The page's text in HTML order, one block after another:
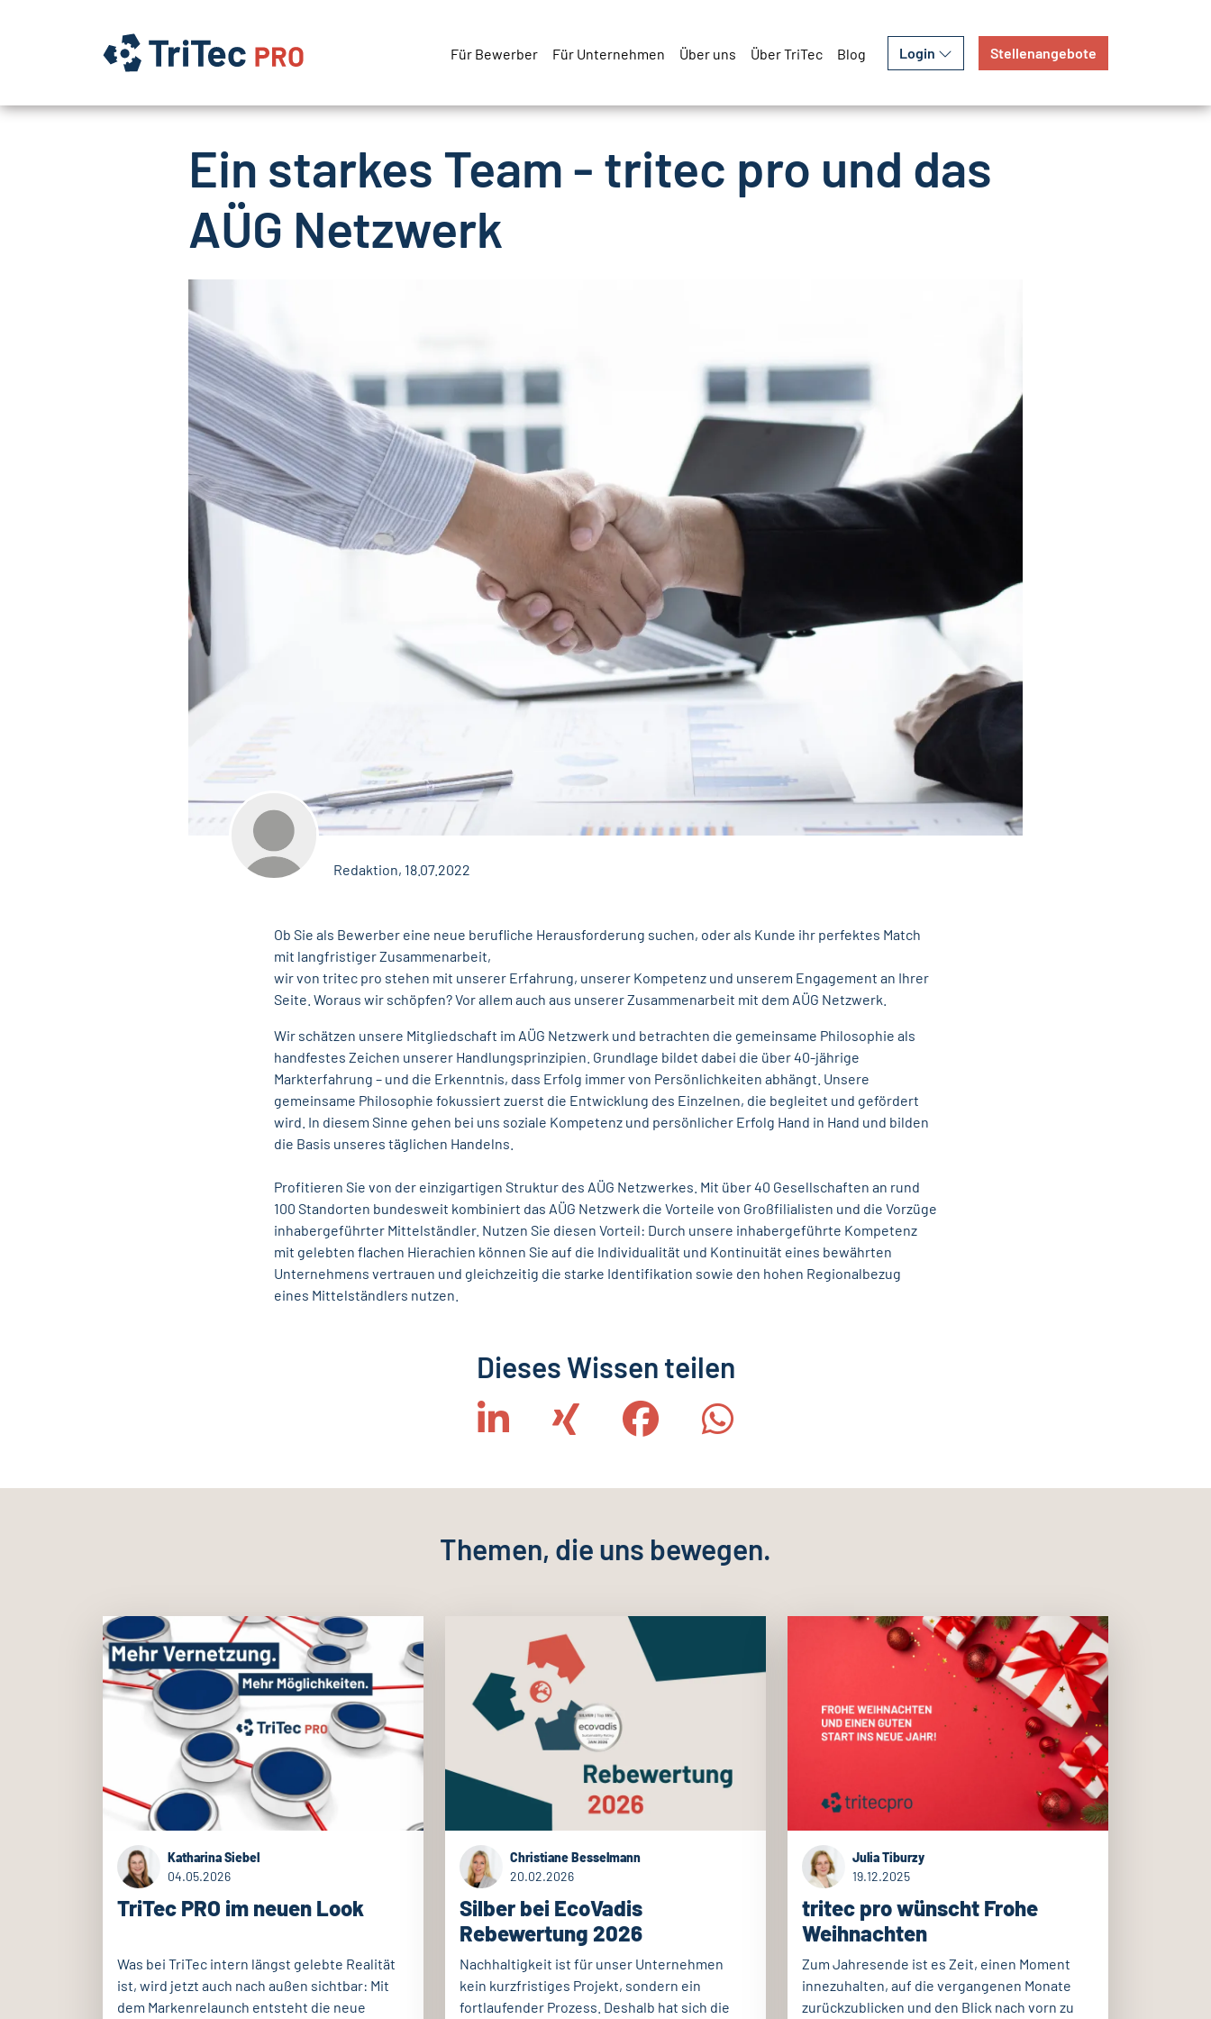
Für Bewerber Für Unternehmen Über uns Über TriTec Blog Login Stellenangebote
Ein starkes Team - tritec pro und das
AÜG Netzwerk
Redaktion, 18.07.2022
Ob Sie als Bewerber eine neue berufliche Herausforderung suchen, oder als Kunde ihr perfektes Match
mit langfristiger Zusammenarbeit,
wir von tritec pro stehen mit unserer Erfahrung, unserer Kompetenz und unserem Engagement an Ihrer
Seite. Woraus wir schöpfen? Vor allem auch aus unserer Zusammenarbeit mit dem AÜG Netzwerk.
Wir schätzen unsere Mitgliedschaft im AÜG Netzwerk und betrachten die gemeinsame Philosophie als
handfestes Zeichen unserer Handlungsprinzipien. Grundlage bildet dabei die über 40-jährige
Markterfahrung – und die Erkenntnis, dass Erfolg immer von Persönlichkeiten abhängt. Unsere
gemeinsame Philosophie fokussiert zuerst die Entwicklung des Einzelnen, die begleitet und gefördert
wird. In diesem Sinne gehen bei uns soziale Kompetenz und persönlicher Erfolg Hand in Hand und bilden
die Basis unseres täglichen Handelns.
Profitieren Sie von der einzigartigen Struktur des AÜG Netzwerkes. Mit über 40 Gesellschaften an rund
100 Standorten bundesweit kombiniert das AÜG Netzwerk die Vorteile von Großfilialisten und die Vorzüge
inhabergeführter Mittelständler. Nutzen Sie diesen Vorteil: Durch unsere inhabergeführte Kompetenz
mit gelebten flachen Hierachien können Sie auf die Individualität und Kontinuität eines bewährten
Unternehmens vertrauen und gleichzeitig die starke Identifikation sowie den hohen Regionalbezug
eines Mittelständlers nutzen.
Dieses Wissen teilen
Themen, die uns bewegen.
Katharina Siebel
04.05.2026
TriTec PRO im neuen Look
Was bei TriTec intern längst gelebte Realität
ist, wird jetzt auch nach außen sichtbar: Mit
dem Markenrelaunch entsteht die neue
Christiane Besselmann
20.02.2026
Silber bei EcoVadis
Rebewertung 2026
Nachhaltigkeit ist für unser Unternehmen
kein kurzfristiges Projekt, sondern ein
fortlaufender Prozess. Deshalb hat sich die
Julia Tiburzy
19.12.2025
tritec pro wünscht Frohe
Weihnachten
Zum Jahresende ist es Zeit, einen Moment
innezuhalten, auf die vergangenen Monate
zurückzublicken und den Blick nach vorn zu